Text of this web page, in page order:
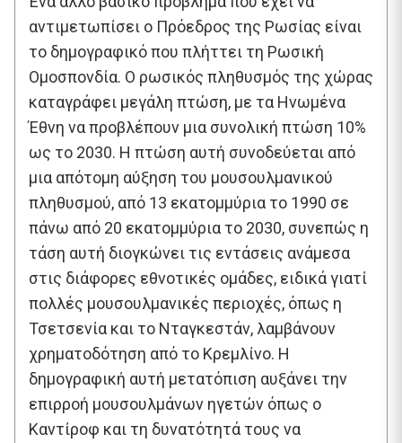
αντιμετωπίσει ο Πρόεδρος της Ρωσίας είναι
το δημογραφικό που πλήττει τη Ρωσική
Ομοσπονδία. Ο ρωσικός πληθυσμός της χώρας
καταγράφει μεγάλη πτώση, με τα Ηνωμένα
Έθνη να προβλέπουν μια συνολική πτώση 10%
ως το 2030. Η πτώση αυτή συνοδεύεται από
μια απότομη αύξηση του μουσουλμανικού
πληθυσμού, από 13 εκατομμύρια το 1990 σε
πάνω από 20 εκατομμύρια το 2030, συνεπώς η
τάση αυτή διογκώνει τις εντάσεις ανάμεσα
στις διάφορες εθνοτικές ομάδες, ειδικά γιατί
πολλές μουσουλμανικές περιοχές, όπως η
Τσετσενία και το Νταγκεστάν, λαμβάνουν
χρηματοδότηση από το Κρεμλίνο. Η
δημογραφική αυτή μετατόπιση αυξάνει την
επιρροή μουσουλμάνων ηγετών όπως ο
Καντίροφ και τη δυνατότητά τους να